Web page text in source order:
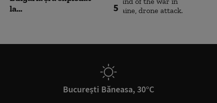
5
la...
București Băneasa, 30°C